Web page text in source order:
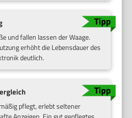
und fallen lassen der Waage.
erhöht die Lebensdauer des
deutlich.
pflegt, erlebt seltener